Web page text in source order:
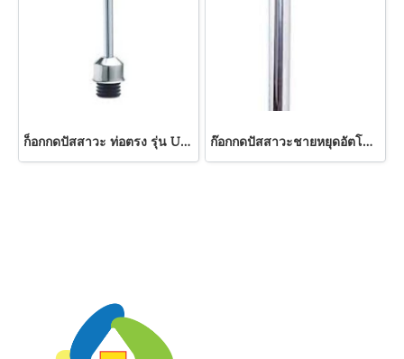
ก็อกกดปัสสาวะ ท่อตรง รุ่น UF-45 HANG ก๊อกกดปัสสาวะชายหยุดอัตโนมัติแบบท่อตรง รุ่น UF-48I HANG